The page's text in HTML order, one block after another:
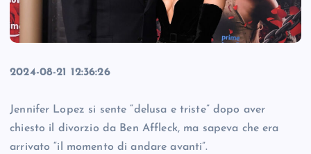
2024-08-21 12:36:26
Jennifer Lopez si sente “delusa e triste” dopo aver
chiesto il divorzio da Ben Affleck, ma sapeva che era
arrivato “il momento di andare avanti”.